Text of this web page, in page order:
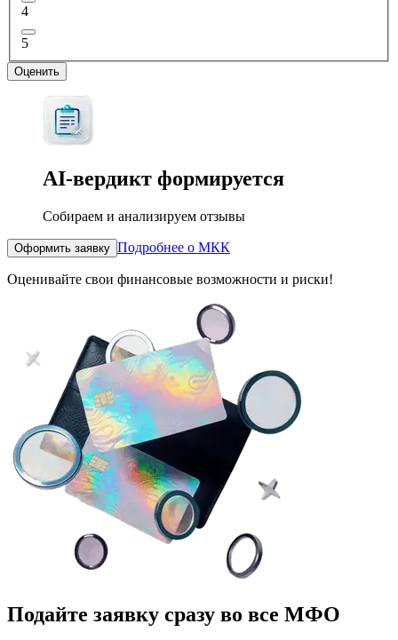
4
5
Оценить
AI-вердикт формируется
Собираем и анализируем отзывы
Оформить заявку Подробнее о МКК
Оценивайте свои финансовые возможности и риски!
Подайте заявку сразу во все МФО